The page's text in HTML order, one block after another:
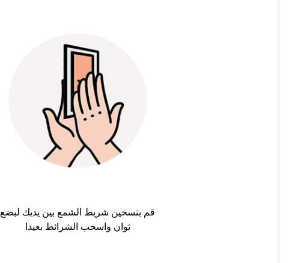
قم بتسخين شريط الشمع بين يديك لبضع
ثوان واسحب الشرائط بعيدا